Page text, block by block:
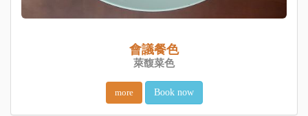
會議餐色
萊馥菜色
more Book now